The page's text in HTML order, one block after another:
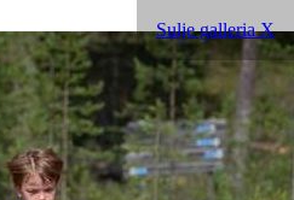
Sulje galleria X